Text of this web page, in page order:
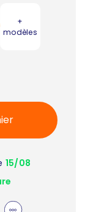
+
modèles
15/08